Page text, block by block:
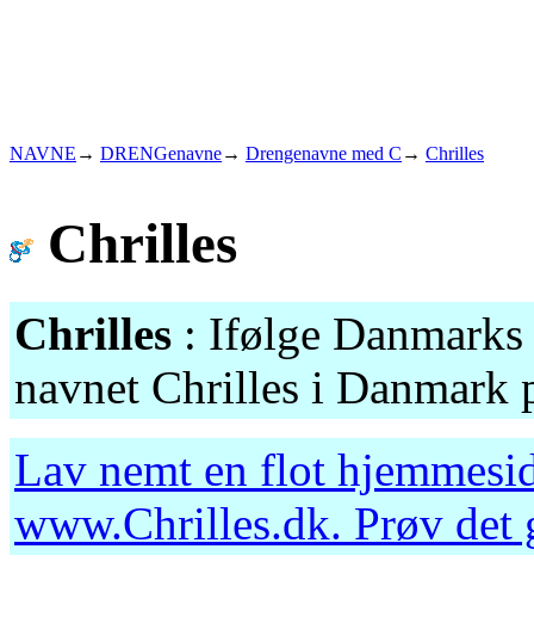
NAVNE → DRENGenavne→ Drengenavne med C → Chrilles
Chrilles
Chrilles : Ifølge
navnet Chrilles i Danmark
Lav nemt en flot
www.Chrilles.dk. Prøv det